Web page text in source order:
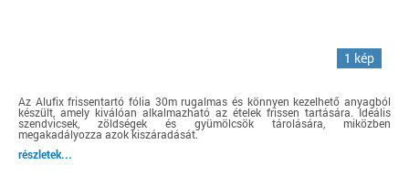
1 kép
Az Alufix frissentartó fólia 30m rugalmas és könnyen kezelhető anyagból
készült, amely kiválóan alkalmazható az ételek frissen tartására. Ideális
szendvicsek, zöldségek és gyümölcsök tárolására, miközben
megakadályozza azok kiszáradását.
részletek...